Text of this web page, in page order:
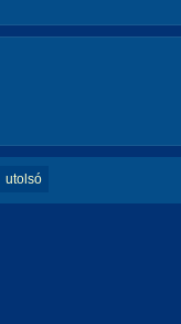
utolsó